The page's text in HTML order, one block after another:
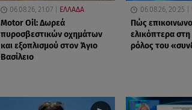
06.08.26, 21:07 ΕΛΛΑΔΑ
Motor Oil: Δωρεά
πυροσβεστικών οχημάτων
και εξοπλισμού στον Άγιο
Βασίλειο
06.08.26, 20:25
Πώς
ελικόπτερα
ρόλος του